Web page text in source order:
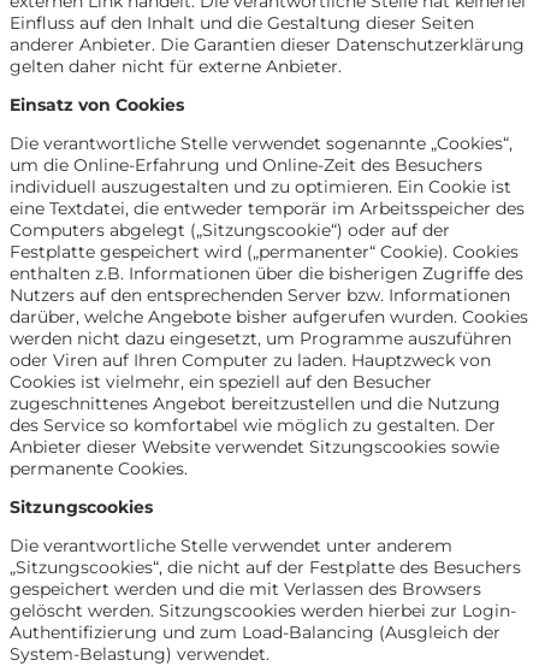
Einfluss auf den Inhalt und die Gestaltung dieser Seiten
anderer Anbieter. Die Garantien dieser Datenschutzerklärung
gelten daher nicht für externe Anbieter.
Einsatz von Cookies
Die verantwortliche Stelle verwendet sogenannte „Cookies“,
um die Online-Erfahrung und Online-Zeit des Besuchers
individuell auszugestalten und zu optimieren. Ein Cookie ist
eine Textdatei, die entweder temporär im Arbeitsspeicher des
Computers abgelegt („Sitzungscookie“) oder auf der
Festplatte gespeichert wird („permanenter“ Cookie). Cookies
enthalten z.B. Informationen über die bisherigen Zugriffe des
Nutzers auf den entsprechenden Server bzw. Informationen
darüber, welche Angebote bisher aufgerufen wurden. Cookies
werden nicht dazu eingesetzt, um Programme auszuführen
oder Viren auf Ihren Computer zu laden. Hauptzweck von
Cookies ist vielmehr, ein speziell auf den Besucher
zugeschnittenes Angebot bereitzustellen und die Nutzung
des Service so komfortabel wie möglich zu gestalten. Der
Anbieter dieser Website verwendet Sitzungscookies sowie
permanente Cookies.
Sitzungscookies
Die verantwortliche Stelle verwendet unter anderem
„Sitzungscookies“, die nicht auf der Festplatte des Besuchers
gespeichert werden und die mit Verlassen des Browsers
gelöscht werden. Sitzungscookies werden hierbei zur Login-
Authentifizierung und zum Load-Balancing (Ausgleich der
System-Belastung) verwendet.